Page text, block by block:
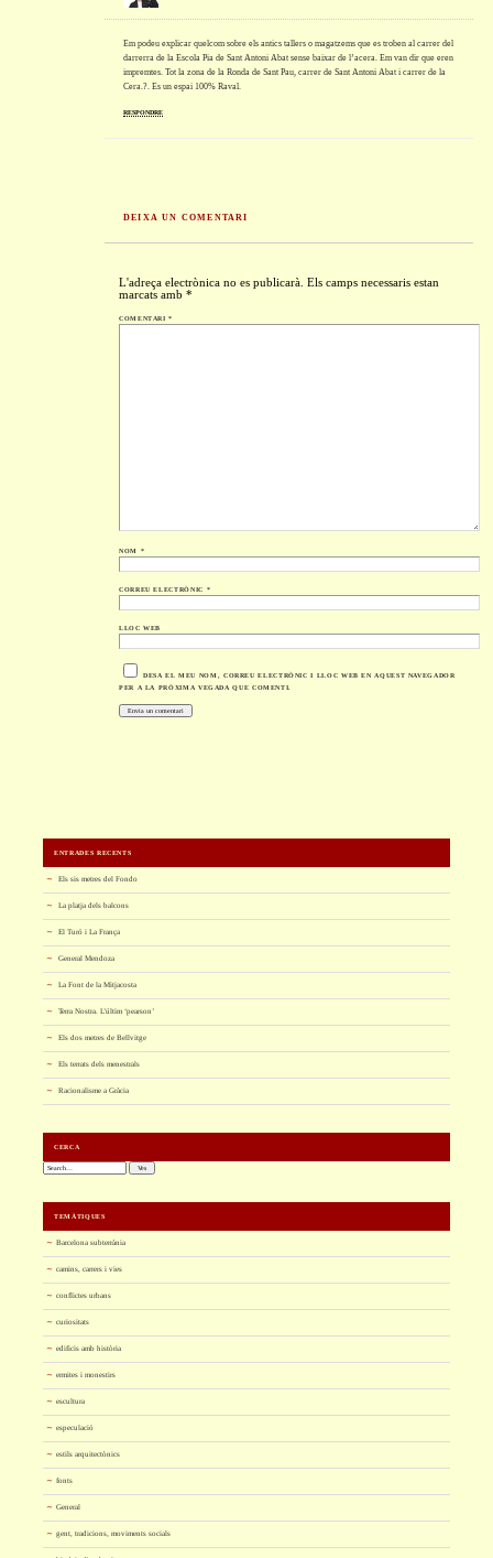
Em podeu explicar quelcom sobre els antics tallers o magatzems que es troben al carrer del
darrerra de la Escola Pia de Sant Antoni Abat sense baixar de l’acera. Em van dir que eren
impremtes. Tot la zona de la Ronda de Sant Pau, carrer de Sant Antoni Abat i carrer de la
Cera.?. Es un espai 100% Raval.
RESPONDRE
DEIXA UN COMENTARI
L'adreça electrònica no es publicarà. Els camps necessaris estan
marcats amb *
COMENTARI*
NOM *
CORREU ELECTRÒNIC *
LLOC WEB
DESA EL MEU NOM, CORREU ELECTRÒNIC I LLOC WEB EN AQUEST NAVEGADOR
PER A LA PRÒXIMA VEGADA QUE COMENTI.
ENTRADES RECENTS
Els sis metres del Fondo
La platja dels balcons
El Turó i La França
General Mendoza
La Font de la Mitjacosta
Terra Nostra. L’últim ‘pearson’
Els dos metres de Bellvitge
Els terrats dels menestrals
Racionalisme a Gràcia
CERCA
Cerca:
TEMÀTIQUES
Barcelona subterrània
camins, carrers i vies
conflictes urbans
curiositats
edificis amb història
ermites i monestirs
escultura
especulació
estils arquitectònics
fonts
General
gent, tradicions, moviments socials